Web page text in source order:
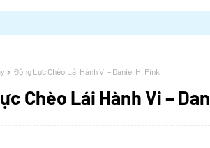
Động Lực Chèo Lái Hành Vi – Daniel H. Pink
Chèo Lái Hành Vi –